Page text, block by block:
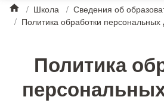
/ Школа / Сведения об
/ Политика обработки
Политика